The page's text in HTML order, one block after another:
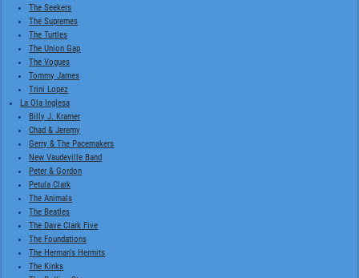
The Seekers
The Supremes
The Turtles
The Union Gap
The Vogues
Tommy James
Trini Lopez
La Ola Inglesa
Billy J. Kramer
Chad & Jeremy
Gerry & The Pacemakers
New Vaudeville Band
Peter & Gordon
Petula Clark
The Animals
The Beatles
The Dave Clark Five
The Foundations
The Herman's Hermits
The Kinks